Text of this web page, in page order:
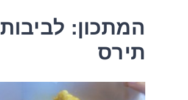
המתכון: לביבות
תירס